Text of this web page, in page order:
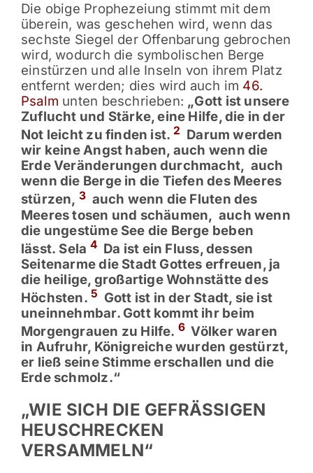
Die obige Prophezeiung stimmt mit dem
überein, was geschehen wird, wenn das
sechste Siegel der Offenbarung gebrochen
wird, wodurch die symbolischen Berge
einstürzen und alle Inseln von ihrem Platz
entfernt werden; dies wird auch im 46.
Psalm unten beschrieben: „Gott ist unsere
Zuflucht und Stärke, eine Hilfe, die in der
Not leicht zu finden ist. 2 Darum werden
wir keine Angst haben, auch wenn die
Erde Veränderungen durchmacht, auch
wenn die Berge in die Tiefen des Meeres
stürzen, 3 auch wenn die Fluten des
Meeres tosen und schäumen, auch wenn
die ungestüme See die Berge beben
lässt. Sela 4 Da ist ein Fluss, dessen
Seitenarme die Stadt Gottes erfreuen, ja
die heilige, großartige Wohnstätte des
Höchsten.5 Gott ist in der Stadt, sie ist
uneinnehmbar. Gott kommt ihr beim
Morgengrauen zu Hilfe. 6 Völker waren
in Aufruhr, Königreiche wurden gestürzt,
er ließ seine Stimme erschallen und die
Erde schmolz.“
„WIE SICH DIE GEFRÄSSIGEN
HEUSCHRECKEN
VERSAMMELN“